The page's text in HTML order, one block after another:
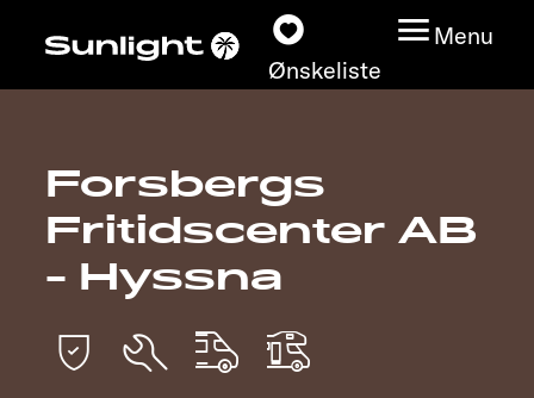
Ønskeliste
Menu
Modeller
Konfigurator
Find din Sunlight
Forsbergs
Fritidscenter AB
- Hyssna